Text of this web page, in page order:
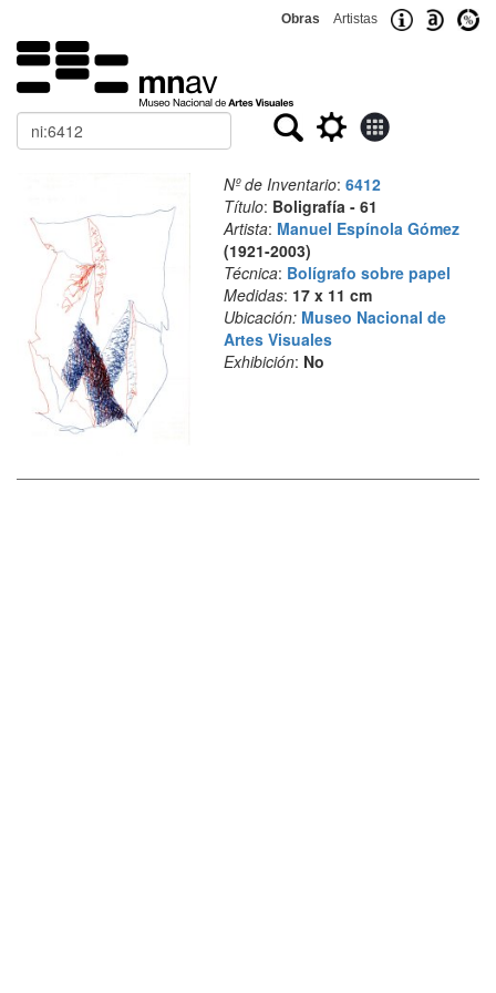
Obras Artistas
Buscar
Nº de Inventario: 6412
Título: Boligrafía - 61
Artista: Manuel Espínola Gómez
(1921-2003)
Técnica: Bolígrafo sobre papel
Medidas: 17 x 11 cm
Ubicación: Museo Nacional de
Artes Visuales
Exhibición: No